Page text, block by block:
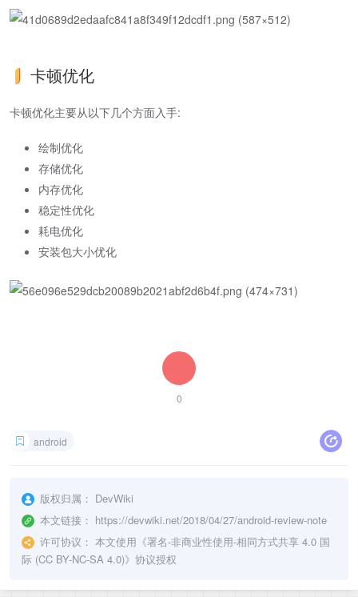
卡顿优化
卡顿优化主要从以下几个方面入手:
绘制优化
存储优化
内存优化
稳定性优化
耗电优化
安装包大小优化
0
android
版权归属： DevWiki
本文链接： https://devwiki.net/2018/04/27/android-review-note
许可协议： 本文使用《署名-非商业性使用-相同方式共享 4.0 国
际 (CC BY-NC-SA 4.0)》协议授权